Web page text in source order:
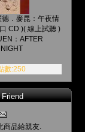
德．麥昆：午夜情
CD )( 線上試聽 )
：AFTER
數:250
商品給親友.